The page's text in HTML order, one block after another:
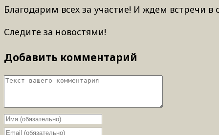
Благодарим всех за участие! И ждем встречи
Следите за новостями!
Добавить комментарий